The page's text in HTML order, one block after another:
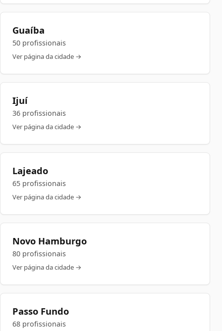
Guaíba
50 profissionais
Ver página da cidade →
Ijuí
36 profissionais
Ver página da cidade →
Lajeado
65 profissionais
Ver página da cidade →
Novo Hamburgo
80 profissionais
Ver página da cidade →
Passo Fundo
68 profissionais